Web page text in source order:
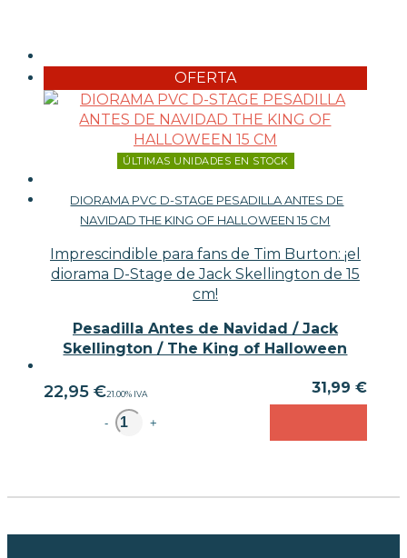
OFERTA
ÚLTIMAS UNIDADES EN STOCK
DIORAMA PVC D-STAGE PESADILLA ANTES DE
NAVIDAD THE KING OF HALLOWEEN 15 CM
Imprescindible para fans de Tim Burton: ¡el
diorama D-Stage de Jack Skellington de 15
cm!
Pesadilla Antes de Navidad / Jack
Skellington / The King of Halloween
31,99 €
22,95 €21.00% IVA
- +